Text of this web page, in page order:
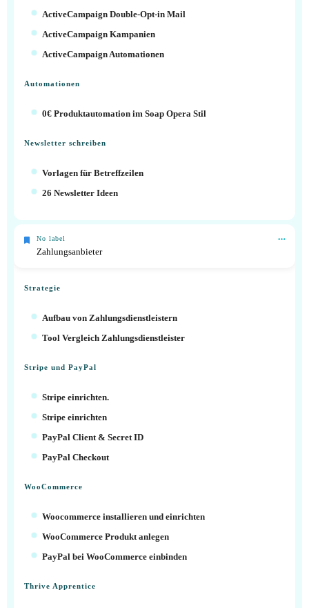
ActiveCampaign Double-Opt-in Mail
ActiveCampaign Kampanien
ActiveCampaign Automationen
Automationen
0€ Produktautomation im Soap Opera Stil
Newsletter schreiben
Vorlagen für Betreffzeilen
26 Newsletter Ideen
No label
Zahlungsanbieter
Strategie
Aufbau von Zahlungsdienstleistern
Tool Vergleich Zahlungsdienstleister
Stripe und PayPal
Stripe einrichten.
Stripe einrichten
PayPal Client & Secret ID
PayPal Checkout
WooCommerce
Woocommerce installieren und einrichten
WooCommerce Produkt anlegen
PayPal bei WooCommerce einbinden
Thrive Apprentice